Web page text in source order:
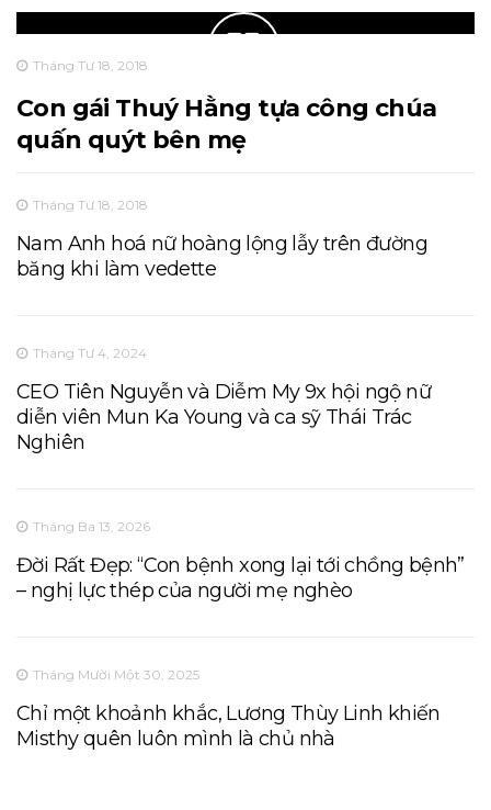
Tháng Tư 18, 2018
Con gái Thuý Hằng tựa công chúa
quấn quýt bên mẹ
Tháng Tư 18, 2018
Nam Anh hoá nữ hoàng lộng lẫy trên đường
băng khi làm vedette
Tháng Tư 4, 2024
CEO Tiên Nguyễn và Diễm My 9x hội ngộ nữ
diễn viên Mun Ka Young và ca sỹ Thái Trác
Nghiên
Tháng Ba 13, 2026
Đời Rất Đẹp: “Con bệnh xong lại tới chồng bệnh”
– nghị lực thép của người mẹ nghèo
Tháng Mười Một 30, 2025
Chỉ một khoảnh khắc, Lương Thùy Linh khiến
Misthy quên luôn mình là chủ nhà